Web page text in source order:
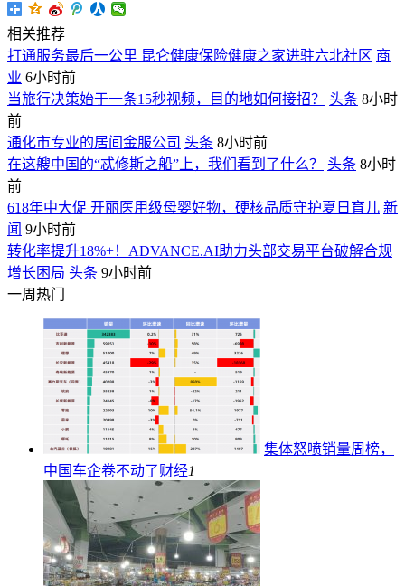
相关推荐
打通服务最后一公里 昆仑健康保险健康之家进驻六北社区 商
业 6小时前
当旅行决策始于一条15秒视频，目的地如何接招？
头条 8小时
前
通化市专业的居间金服公司 头条 8小时前
在这艘中国的“忒修斯之船”上，我们看到了什么？
头条 8小时
前
618年中大促 开丽医用级母婴好物，硬核品质守护夏日育儿 新
闻 9小时前
转化率提升18%+！ADVANCE.AI助力头部交易平台破解合规
增长困局 头条 9小时前
一周热门
集体怒喷销量周榜，
中国车企卷不动了财经1